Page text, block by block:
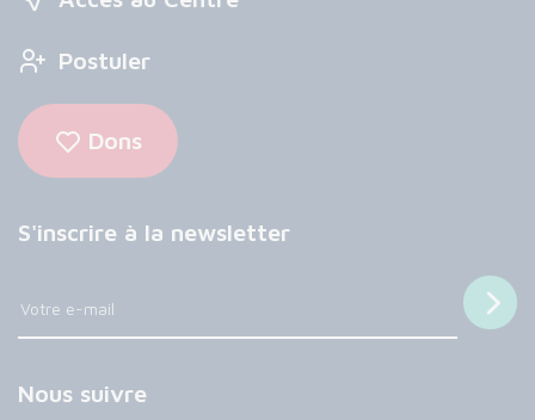
Postuler
Dons
S'inscrire à la newsletter
Nous suivre